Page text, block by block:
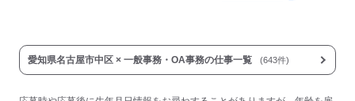
愛知県名古屋市中区 × 一般事務・OA事務の仕事一覧 (643件)